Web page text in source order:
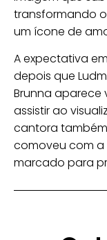
transformando
um ícone de
A expectativa
depois que
Brunna aparece
assistir ao
cantora
comoveu com
marcado para